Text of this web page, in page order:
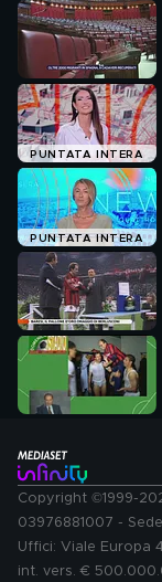
PUNTATA INTERA
PUNTATA INTERA
Copyright ©1999-
03976881007 -
Uffici: Viale Europa
int. vers. €